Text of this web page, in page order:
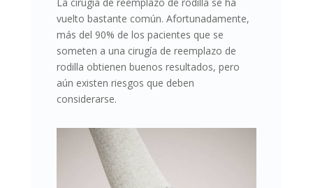
La cirugía de reemplazo de rodilla se ha
vuelto bastante común. Afortunadamente,
más del 90% de los pacientes que se
someten a una cirugía de reemplazo de
rodilla obtienen buenos resultados, pero
aún existen riesgos que deben
considerarse.